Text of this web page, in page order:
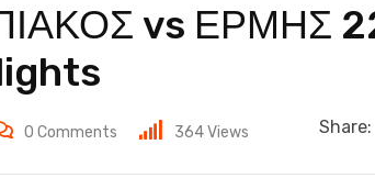
vs ΕΡΜΗΣ 22
0 Comments 364Views Share: